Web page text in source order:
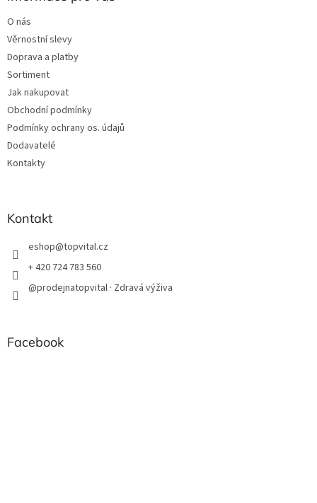
O nás
Věrnostní slevy
Doprava a platby
Sortiment
Jak nakupovat
Obchodní podmínky
Podmínky ochrany os. údajů
Dodavatelé
Kontakty
Kontakt
eshop@topvital.cz
+ 420 724 783 560
@prodejnatopvital · Zdravá výživa
Facebook